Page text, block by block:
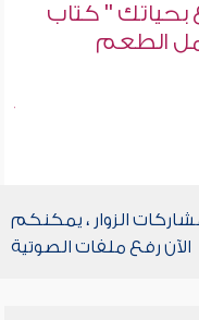
بحياتك " كتاب
الطعم
الزوار ، يمكنكم
الآن رفع ملفات الصوتية